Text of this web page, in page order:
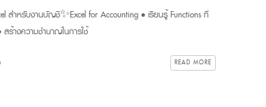
สำหรับงานบัญชี✨Excel for Accounting • เรียนรู้ Functions ที่
ร้างความชำนาญในการใช้
READ MORE